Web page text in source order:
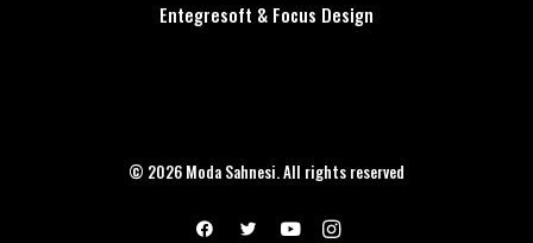
Entegresoft & Focus Design
© 2026 Moda Sahnesi. All rights reserved